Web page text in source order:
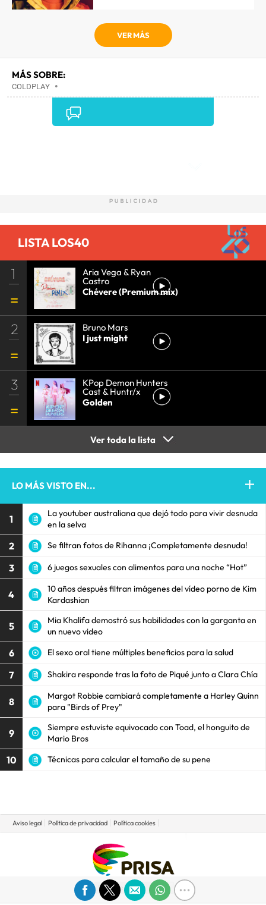
VER MÁS
MÁS SOBRE:
COLDPLAY •
LISTA LOS40
1 Aria Vega & Ryan
Castro
Chévere (Premium mix)
2
Bruno Mars
I just might
3 KPop Demon Hunters
Cast & Huntr/x
Golden
Ver toda la lista
LO MÁS VISTO EN...
1
La youtuber australiana que dejó todo para vivir desnuda
en la selva
2 Se filtran fotos de Rihanna ¡Completamente desnuda!
3 6 juegos sexuales con alimentos para una noche “Hot”
4
10 años después filtran imágenes del vídeo porno de Kim
Kardashian
5
Mia Khalifa demostró sus habilidades con la garganta en
un nuevo video
6 El sexo oral tiene múltiples beneficios para la salud
7 Shakira responde tras la foto de Piqué junto a Clara Chía
8
Margot Robbie cambiará completamente a Harley Quinn
para "Birds of Prey"
9
Siempre estuviste equivocado con Toad, el honguito de
Mario Bros
10 Técnicas para calcular el tamaño de su pene
Aviso legal Política de privacidad Política cookies